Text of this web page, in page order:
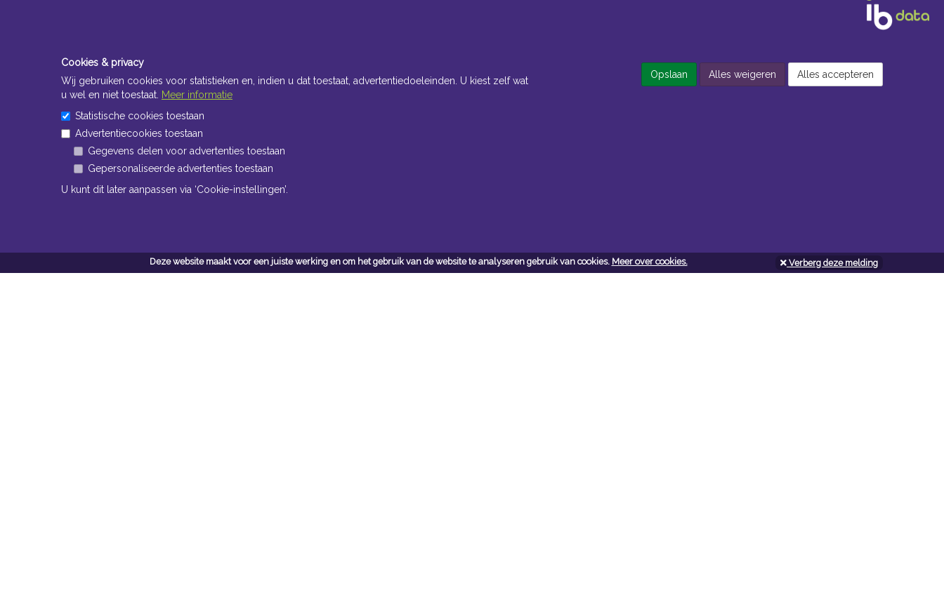
Deze website maakt voor een juiste werking en om het gebruik van de website te analyseren gebruik van cookies. Meer over cookies. Verberg deze melding
Cookies & privacy
Wij gebruiken cookies voor statistieken en, indien u dat toestaat, advertentiedoeleinden. U kiest zelf wat
u wel en niet toestaat. Meer informatie
Statistische cookies toestaan
Advertentiecookies toestaan
Gegevens delen voor advertenties toestaan
Gepersonaliseerde advertenties toestaan
U kunt dit later aanpassen via ‘Cookie-instellingen’.
Opslaan Alles weigeren Alles accepteren